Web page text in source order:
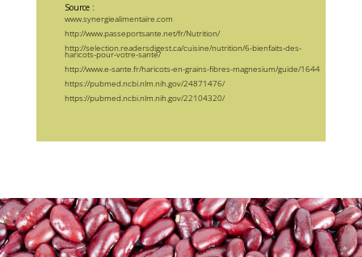
Source :
www.synergiealimentaire.com
http://www.passeportsante.net/fr/Nutrition/
http://selection.readersdigest.ca/cuisine/nutrition/6-bienfaits-des-
haricots-pour-votre-sante/
http://www.e-sante.fr/haricots-en-grains-fibres-magnesium/guide/1644
https://pubmed.ncbi.nlm.nih.gov/24871476/
https://pubmed.ncbi.nlm.nih.gov/22104320/